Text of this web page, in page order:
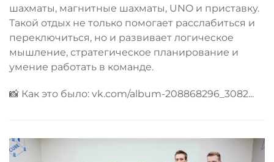
шахматы, магнитные шахматы, UNO и приставку.
Такой отдых не только помогает расслабиться и
переключиться, но и развивает логическое
мышление, стратегическое планирование и
умение работать в команде.
📸 Как это было: vk.com/album-208868296_3082...